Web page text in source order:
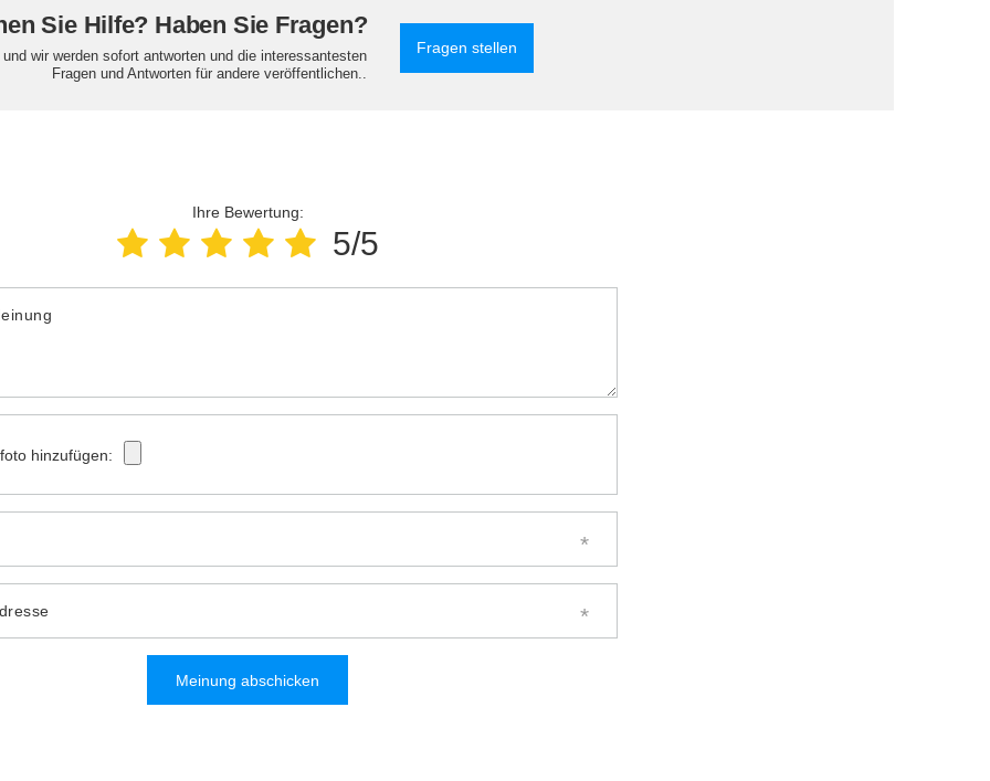
Sie Hilfe? Haben Sie Fragen?
wir werden sofort antworten und die interessantesten
Fragen und Antworten für andere veröffentlichen..
Fragen stellen
Ihre Bewertung:
5/5
hinzufügen:
Meinung abschicken